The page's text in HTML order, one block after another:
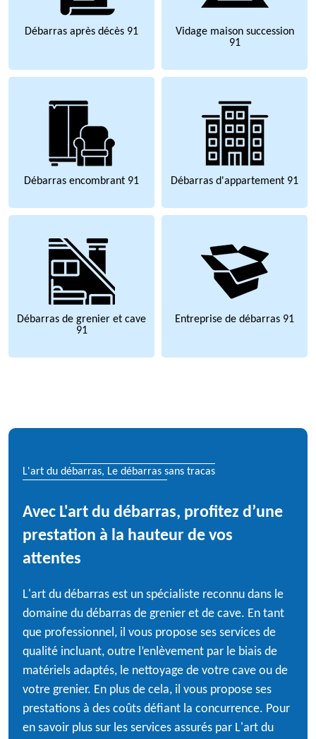
Débarras après décès 91
Vidage maison succession
91
Débarras encombrant 91 Débarras d'appartement 91
Débarras de grenier et cave
91
Entreprise de débarras 91
L'art du débarras, Le débarras sans tracas
Avec L'art du débarras, profitez d’une
prestation à la hauteur de vos
attentes
L'art du débarras est un spécialiste reconnu dans le
domaine du débarras de grenier et de cave. En tant
que professionnel, il vous propose ses services de
qualité incluant, outre l’enlèvement par le biais de
matériels adaptés, le nettoyage de votre cave ou de
votre grenier. En plus de cela, il vous propose ses
prestations à des coûts défiant la concurrence. Pour
en savoir plus sur les services assurés par L'art du